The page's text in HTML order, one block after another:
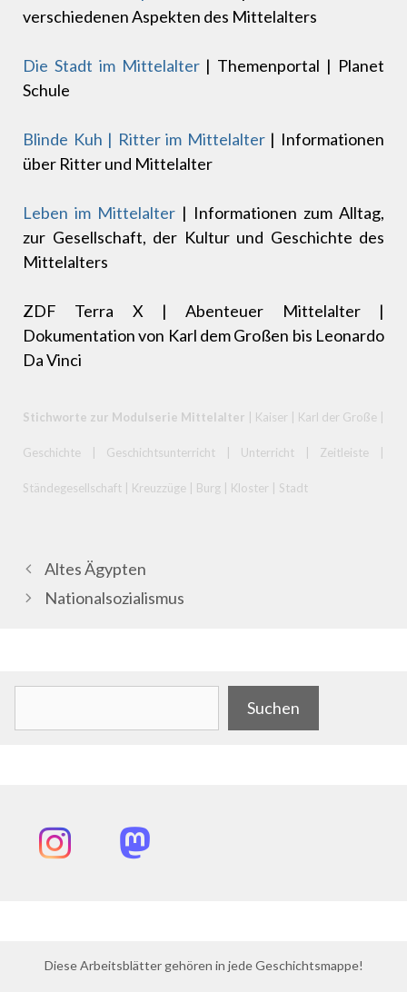
verschiedenen Aspekten des Mittelalters
Die Stadt im Mittelalter | Themenportal | Planet
Schule
Blinde Kuh | Ritter im Mittelalter| Informationen
über Ritter und Mittelalter
Leben im Mittelalter | Informationen zum Alltag,
zur Gesellschaft, der Kultur und Geschichte des
Mittelalters
ZDF Terra X | Abenteuer Mittelalter |
Dokumentation von Karl dem Großen bis Leonardo
Da Vinci
Stichworte zur Modulserie Mittelalter | Kaiser | Karl der Große |
Geschichte | Geschichtsunterricht | Unterricht | Zeitleiste |
Ständegesellschaft | Kreuzzüge | Burg | Kloster | Stadt
Altes Ägypten
Nationalsozialismus
Suchen
InstagramMastodon
Diese Arbeitsblätter gehören in jede Geschichtsmappe!